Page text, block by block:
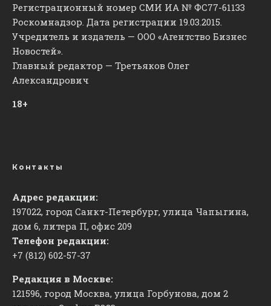
Регистрационный номер СМИ ИА № ФС77-61133
Роскомнадзор. Дата регистрации 19.03.2015.
Учредитель и издатель — ООО «Агентство Бизнес
Новостей».
Главный редактор — Третьяков Олег
Александрович
18+
Контакты
Адрес редакции:
197022, город Санкт-Петербург, улица Чапыгина,
дом 6, литера П, офис 209
Телефон редакции:
+7 (812) 602-57-37
Редакция в Москве:
121596, город Москва, улица Горбунова, дом 2